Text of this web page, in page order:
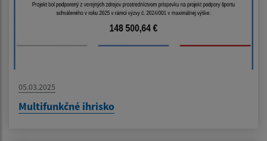
05.03.2025
Multifunkčné ihrisko